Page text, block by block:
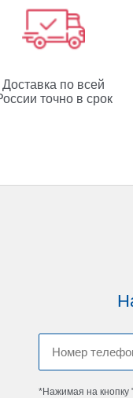
Доставка по всей
точно в срок
*Нажимая на кнопку